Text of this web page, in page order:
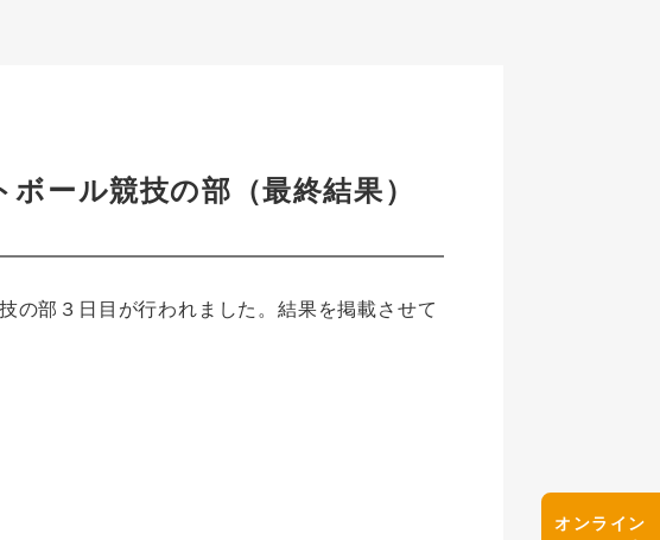
オンライン
ール競技の部（最終結果）
の部３日目が行われました。結果を掲載させて